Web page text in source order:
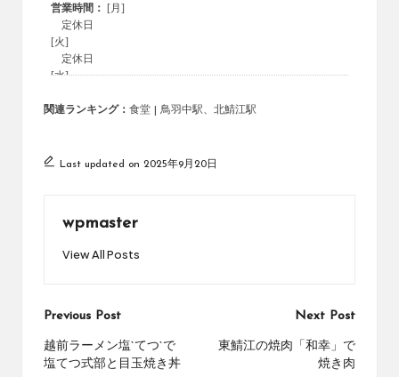
関連ランキング： 食堂 鳥羽中駅、 北鯖江駅
Last updated on 2025年9月20日
wpmaster
View All Posts
Post
navigation
Previous Post
越前ラーメン塩`てつ`で
塩てつ式部と目玉焼き丼
Next Post
東鯖江の焼肉「和幸」で
焼き肉